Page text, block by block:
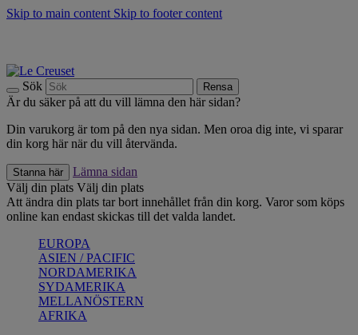
Skip to main content Skip to footer content
Sök Rensa
Är du säker på att du vill lämna den här sidan?
Din varukorg är tom på den nya sidan. Men oroa dig inte, vi sparar
din korg här när du vill återvända.
Stanna här
Lämna sidan
Välj din plats Välj din plats
Att ändra din plats tar bort innehållet från din korg. Varor som köps
online kan endast skickas till det valda landet.
EUROPA
ASIEN / PACIFIC
NORDAMERIKA
SYDAMERIKA
MELLANÖSTERN
AFRIKA